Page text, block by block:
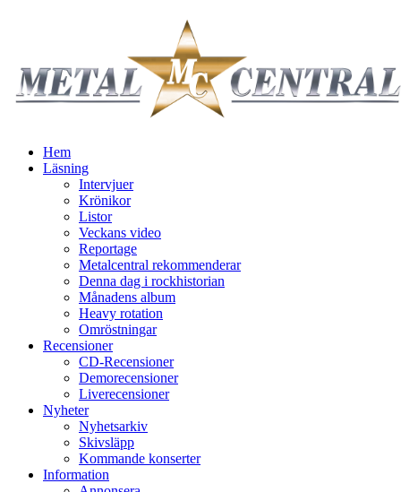
Hem
Läsning
Intervjuer
Krönikor
Listor
Veckans video
Reportage
Metalcentral rekommenderar
Denna dag i rockhistorian
Månadens album
Heavy rotation
Omröstningar
Recensioner
CD-Recensioner
Demorecensioner
Liverecensioner
Nyheter
Nyhetsarkiv
Skivsläpp
Kommande konserter
Information